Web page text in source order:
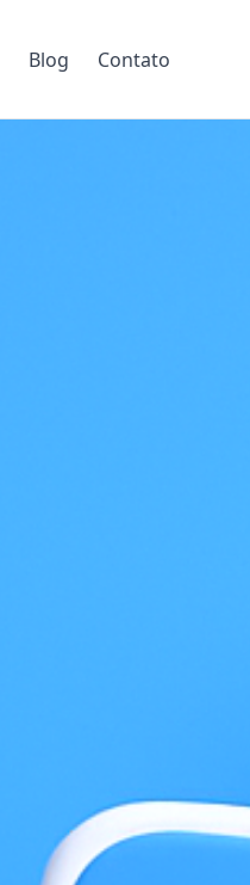
Blog Contato